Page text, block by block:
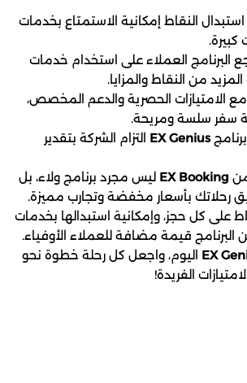
النقاط إمكانية الاستمتاع بخدمات
البرنامج العملاء على استخدام خدمات
من النقاط والمزايا.
مع الامتيازات الحصرية والدعم المخصص،
سفر سلسة ومريحة.
EX Genius التزام الشركة بتقدير
EX Booking ليس مجرد برنامج ولاء، بل
رحلاتك بأسعار مخفضة وتجارب مميزة.
على كل حجز، وإمكانية استبدالها بخدمات
البرنامج قيمة مضافة للعملاء الأوفياء.
EX اليوم، واجعل كل رحلة خطوة نحو
الفريدة!